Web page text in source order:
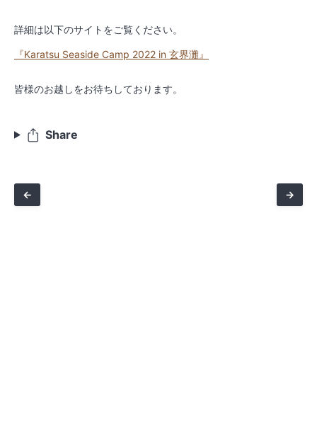
詳細は以下のサイトをご覧ください。
『Karatsu Seaside Camp 2022 in 玄界灘』
皆様のお越しをお待ちしております。
Share
← →